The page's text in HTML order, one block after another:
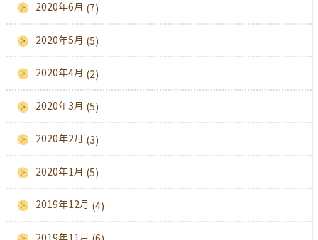
2020年6月 (7)
2020年5月 (5)
2020年4月 (2)
2020年3月 (5)
2020年2月 (3)
2020年1月 (5)
2019年12月 (4)
2019年11月